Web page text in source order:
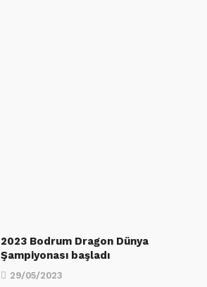
2023 Bodrum Dragon Dünya
Şampiyonası başladı
29/05/2023